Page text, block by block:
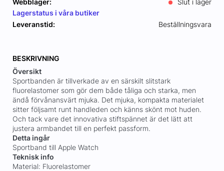
Lagerstatus i våra butiker
Leveranstid:
Beställningsvara
BESKRIVNING
Översikt
Sportbanden är tillverkade av en särskilt slitstark
fluorelastomer som gör dem både tåliga och starka, men
ändå förvånansvärt mjuka. Det mjuka, kompakta materialet
sitter följsamt runt handleden och känns skönt mot huden.
Och tack vare det innovativa stiftspännet är det lätt att
justera armbandet till en perfekt passform.
Detta ingår
Sportband till Apple Watch
Teknisk info
Material: Fluorelastomer